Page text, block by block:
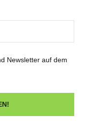
Newsletter auf dem